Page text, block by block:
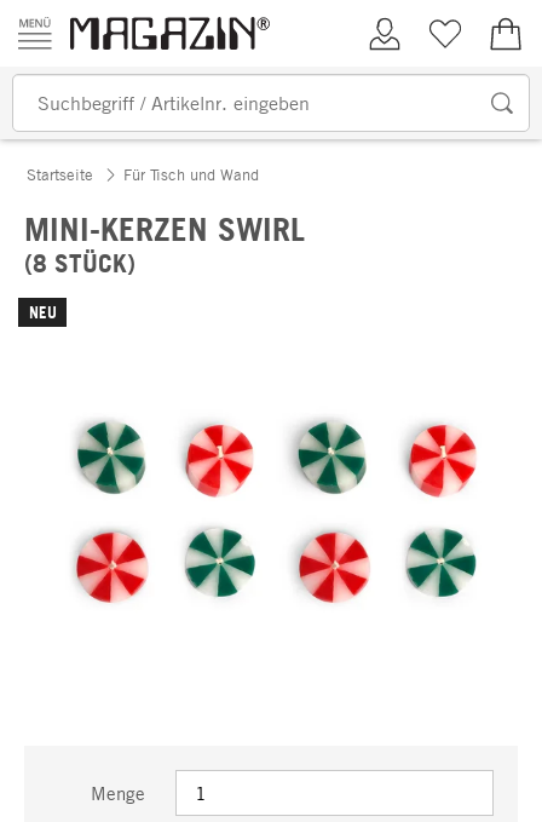
Zum Inhalt springen
Kundenkonto
Merkliste
Startseite Für Tisch und Wand
MINI-KERZEN SWIRL
(8 STÜCK)
NEU
Menge